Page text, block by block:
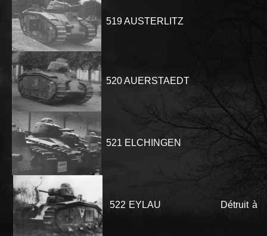
519 AUSTERLITZ
520 AUERSTAEDT
521 ELCHINGEN
522 EYLAU Détruit à